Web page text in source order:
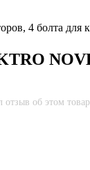
4 болта для
отзыв об этом